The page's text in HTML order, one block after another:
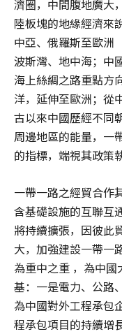
濟圈，中間腹地廣大
陸板塊的地緣經濟來
中亞、俄羅斯至歐洲
波斯灣、地中海；中
海上絲綢之路重點方
洋，延伸至歐洲；從
古以來中國歷經不同
周邊地區的能量，一
的指標，端視其政策
一帶一路之經貿合作
含基礎設施的互聯互
將持續擴張，因彼此
大，加強建設一帶一
為重中之重 ，為中
基：一是電力、公路
為中國對外工程承包
程承包項目的持續增